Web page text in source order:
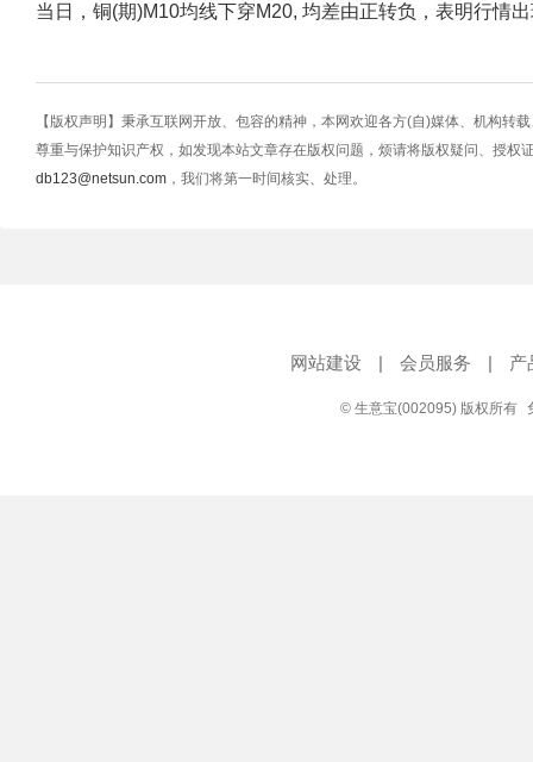
当日，铜(期)M10均线下穿M20, 均差由正转负，表明行情
【版权声明】秉承互联网开放、包容的精神，本网欢迎各方(自)媒体、机构转
尊重与保护知识产权，如发现本站文章存在版权问题，烦请将版权疑问、授权
db123@netsun.com ，我们将第一时间核实、处理。
网站建设 | 会员服务 | 产
© 生意宝(002095) 版权所有